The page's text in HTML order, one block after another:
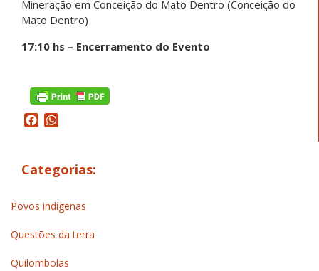
Mineração em Conceição do Mato Dentro (Conceição do
Mato Dentro)
17:10 hs – Encerramento do Evento
Facebook
Categorias:
Povos indígenas
Questões da terra
Quilombolas